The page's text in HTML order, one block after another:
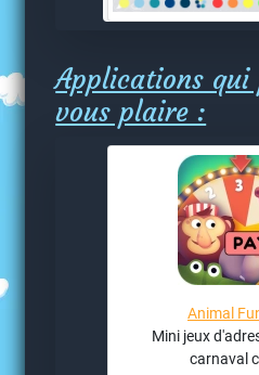
Applications
vous plaire :
Animal
Mini jeux
carnaval